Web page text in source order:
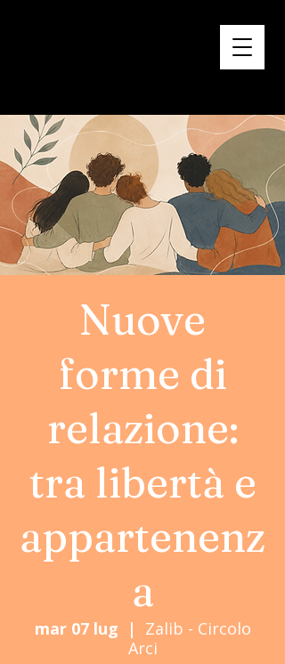
Nuove
forme di
relazione:
tra libertà e
appartenenz
a
mar 07 lug
  |
Zalib - Circolo
Arci